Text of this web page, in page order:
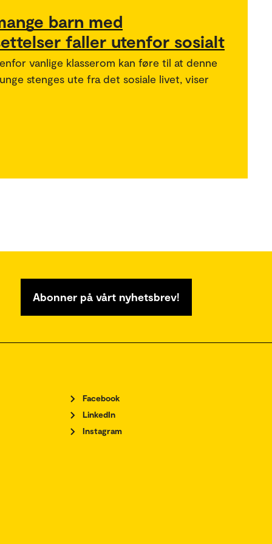
barn med
faller utenfor sosialt
vanlige klasserom kan føre til at denne
stenges ute fra det sosiale livet, viser
Abonner på vårt nyhetsbrev!
Facebook
LinkedIn
Instagram